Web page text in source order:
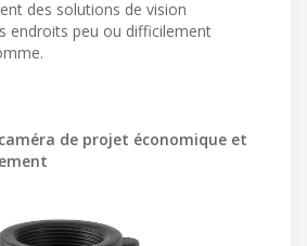
des solutions de vision
endroits peu ou difficilement
caméra de projet économique et